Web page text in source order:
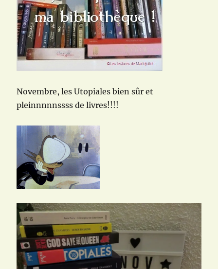
Novembre, les Utopiales bien sûr et
pleinnnnnssss de livres!!!!